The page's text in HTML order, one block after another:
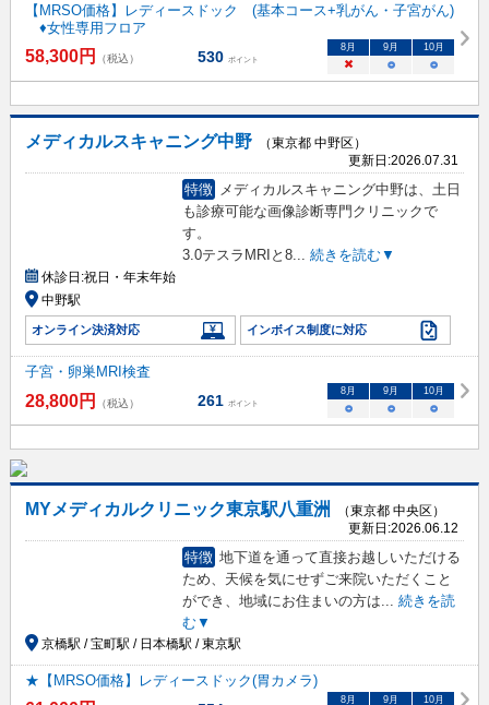
【MRSO価格】レディースドック (基本コース+乳がん・子宮がん)
♦女性専用フロア
58,300円 （税込） 530 ポイント
8 月 9 月 10月
× ○ ○
メディカルスキャニング中野
（東京都 中野区）
更新日:2026.07.31
特徴 メディカルスキャニング中野は、土日
も診療可能な画像診断専門クリニックで
す。
3.0テスラMRIと8... 続きを読む▼
休診日:祝日・年末年始
中野駅
オンライン決済対応 インボイス制度に対応
子宮・卵巣MRI検査
28,800円 （税込） 261 ポイント
8月 9月 10月
○ ○ ○
MYメディカルクリニック東京駅八重洲
（東京都 中央区）
更新日:2026.06.12
特徴 地下道を通って直接お越しいただける
ため、天候を気にせずご来院いただくこと
ができ、地域にお住まいの方は
続きを読
む▼
京橋駅 / 宝町駅 / 日本橋駅 / 東京駅
★【MRSO価格】レディースドック(胃カメラ)
8 月 9 月 10月